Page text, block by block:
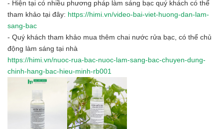
- Hiện tại có nhiều phương pháp làm sáng bạc quý khách có thể
tham khảo tại đây: https://himi.vn/video-bai-viet-huong-dan-lam-
sang-bac
- Quý khách tham khảo mua thêm chai nước rửa bạc, có thể chủ
động làm sáng tại nhà
https://himi.vn/nuoc-rua-bac-nuoc-lam-sang-bac-chuyen-dung-
chinh-hang-bac-hieu-minh-rb001